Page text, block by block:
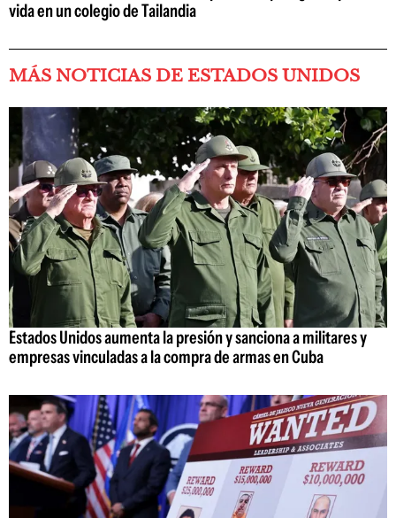
vida en un colegio de Tailandia
MÁS NOTICIAS DE ESTADOS UNIDOS
Estados Unidos aumenta la presión y sanciona a militares y
empresas vinculadas a la compra de armas en Cuba